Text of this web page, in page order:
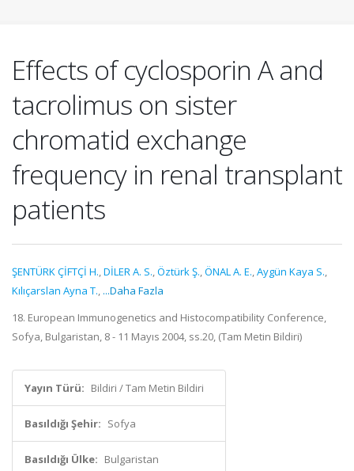
Effects of cyclosporin A and
tacrolimus on sister
chromatid exchange
frequency in renal transplant
patients
ŞENTÜRK ÇİFTÇİ H.,DİLER A. S.,Öztürk Ş.,ÖNAL A. E.,Aygün Kaya S.,
Kılıçarslan Ayna T., ...Daha Fazla
18. European Immunogenetics and Histocompatibility Conference,
Sofya, Bulgaristan, 8 - 11 Mayıs 2004, ss.20, (Tam Metin Bildiri)
Yayın Türü: Bildiri / Tam Metin Bildiri
Basıldığı Şehir: Sofya
Basıldığı Ülke: Bulgaristan